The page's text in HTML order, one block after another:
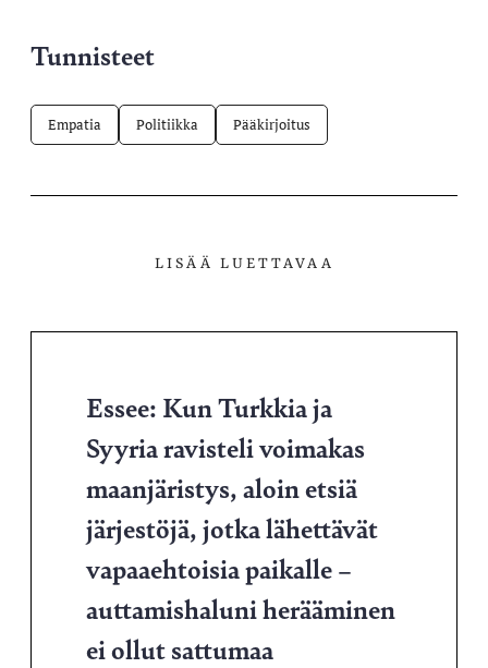
Tunnisteet
Empatia Politiikka Pääkirjoitus
LISÄÄ LUETTAVAA
Essee: Kun Turkkia ja
Syyria ravisteli voimakas
maanjäristys, aloin etsiä
järjestöjä, jotka lähettävät
vapaaehtoisia paikalle –
auttamishaluni herääminen
ei ollut sattumaa